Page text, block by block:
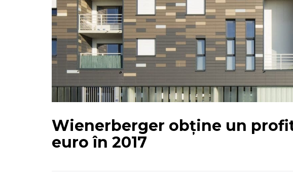
Wienerberger obține un
euro în 2017